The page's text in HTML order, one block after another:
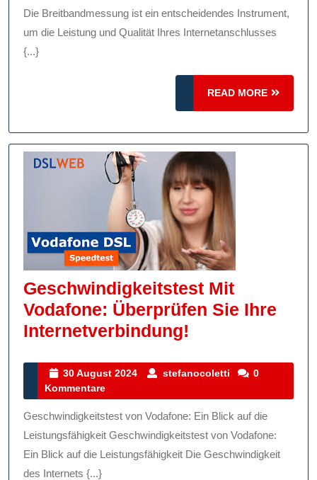
Die Breitbandmessung ist ein entscheidendes Instrument,
um die Leistung und Qualität Ihres Internetanschlusses
{...}
READ MORE
READ
MORE
Geschwindigkeitstest Mit
Vodafone: Überprüfen Sie Ihre
Internetverbindung!
Vodafone:
Sie
Ihre
30 August 2024
30
2024
stefanocoletti stefanocoletti
0
Kommentare
Geschwindigkeitstest von Vodafone: Ein Blick auf die
Leistungsfähigkeit Geschwindigkeitstest von Vodafone:
Ein Blick auf die Leistungsfähigkeit Die Geschwindigkeit
des Internets {...}